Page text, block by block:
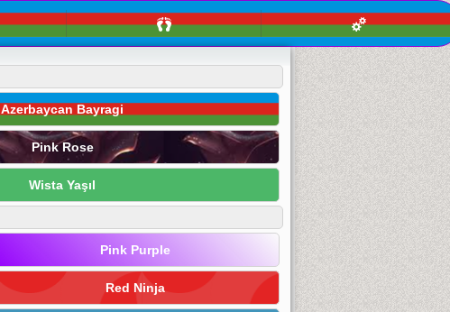
Azerbaycan Bayragi
Pink Rose
Wista Yaşıl
Pink Purple
Red Ninja